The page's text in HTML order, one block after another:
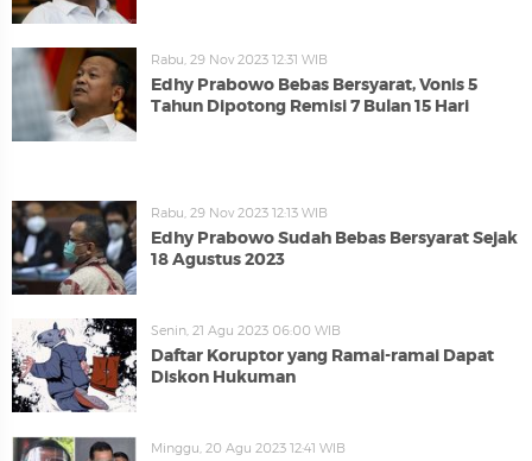
Rabu, 29 Nov 2023 12:31 WIB
Edhy Prabowo Bebas Bersyarat, Vonis 5
Tahun Dipotong Remisi 7 Bulan 15 Hari
Rabu, 29 Nov 2023 12:13 WIB
Edhy Prabowo Sudah Bebas Bersyarat Sejak
18 Agustus 2023
Senin, 21 Agu 2023 06:00 WIB
Daftar Koruptor yang Ramai-ramai Dapat
Diskon Hukuman
Minggu, 20 Agu 2023 12:41 WIB